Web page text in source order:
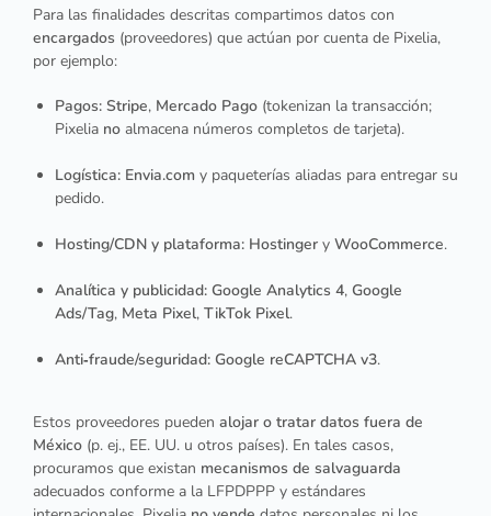
Para las finalidades descritas compartimos datos con
encargados (proveedores) que actúan por cuenta de Pixelia,
por ejemplo:
Pagos: Stripe, Mercado Pago (tokenizan la transacción;
Pixelia no almacena números completos de tarjeta).
Logística: Envia.com y paqueterías aliadas para entregar su
pedido.
Hosting/CDN y plataforma: Hostinger y WooCommerce.
Analítica y publicidad: Google Analytics 4, Google
Ads/Tag, Meta Pixel, TikTok Pixel.
Anti‑fraude/seguridad: Google reCAPTCHA v3.
Estos proveedores pueden alojar o tratar datos fuera de
México (p. ej., EE. UU. u otros países). En tales casos,
procuramos que existan mecanismos de salvaguarda
adecuados conforme a la LFPDPPP y estándares